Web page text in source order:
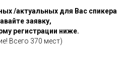
/актуальных для Вас спикера
заявку,
регистрации ниже.
Всего 370 мест)